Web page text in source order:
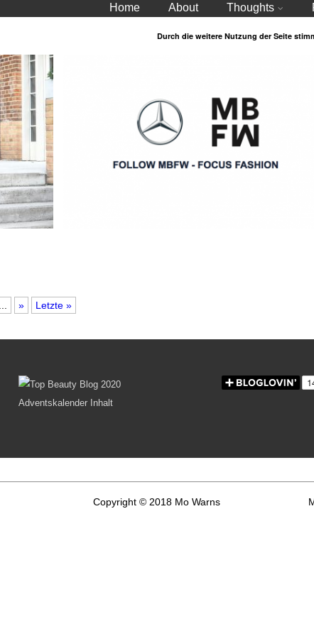
Home About Thoughts
» Letzte »
Copyright © 2018 Mo Warns
Durch die weitere Nutzung der Seite